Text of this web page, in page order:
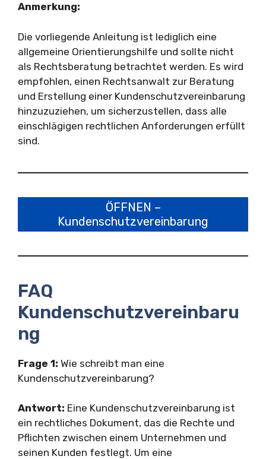
Anmerkung:
Die vorliegende Anleitung ist lediglich eine
allgemeine Orientierungshilfe und sollte nicht
als Rechtsberatung betrachtet werden. Es wird
empfohlen, einen Rechtsanwalt zur Beratung
und Erstellung einer Kundenschutzvereinbarung
hinzuzuziehen, um sicherzustellen, dass alle
einschlägigen rechtlichen Anforderungen erfüllt
sind.
ÖFFNEN –
Kundenschutzvereinbarung
FAQ
Kundenschutzvereinbaru
ng
Frage 1: Wie schreibt man eine
Kundenschutzvereinbarung?
Antwort: Eine Kundenschutzvereinbarung ist
ein rechtliches Dokument, das die Rechte und
Pflichten zwischen einem Unternehmen und
seinen Kunden festlegt. Um eine